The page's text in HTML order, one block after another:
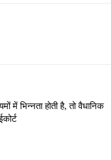
में भिन्नता होती है, तो वैधानिक